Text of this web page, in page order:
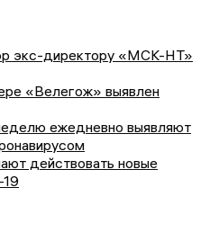
экс-директору «МСК-НТ»
«Велегож» выявлен
ежедневно выявляют
действовать новые